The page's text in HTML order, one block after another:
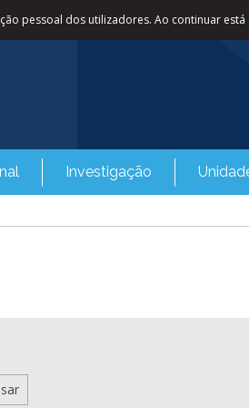
pessoal dos utilizadores. Ao continuar está
Investigação